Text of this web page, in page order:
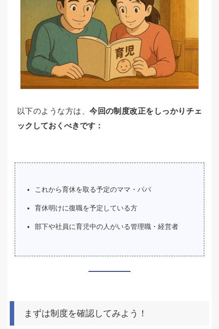
以下のような方は、今回の制度改正をしっかりチェ
ックしておくべきです：
これから育休を取る予定のママ・パパ
育休明けに復職を予定している方
部下や社員に育児中の人がいる管理職・経営者
まずは制度を確認してみよう！